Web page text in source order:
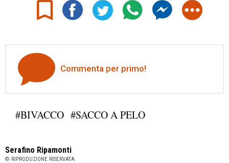
Commenta per primo!
#BIVACCO #SACCO A PELO
Serafino Ripamonti
© RIPRODUZIONE RISERVATA